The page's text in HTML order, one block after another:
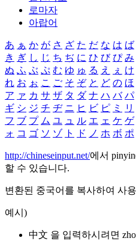
로마자
아랍어
あ ぁ か が さ ざ た だ な は ば
き ぎ し じ ち ぢ に ひ び ぴ み
ぬ ふ ぶ ぷ む ゆ ゅ る え ぇ け
れ お ぉ こ ご そ ぞ と ど の ほ
ア ァ カ サ ザ タ ダ ナ ハ バ パ
ギ シ ジ チ ヂ ニ ヒ ビ ピ ミ リ
フ ブ プ ム ユ ュ ル エ ェ ケ ゲ
ォ コ ゴ ソ ゾ ト ド ノ ホ ボ ポ
http://chineseinput.net/에서
할 수 있습니다.
변환된 중국어를 복사하여 사
예시)
中文 을 입력하시려면